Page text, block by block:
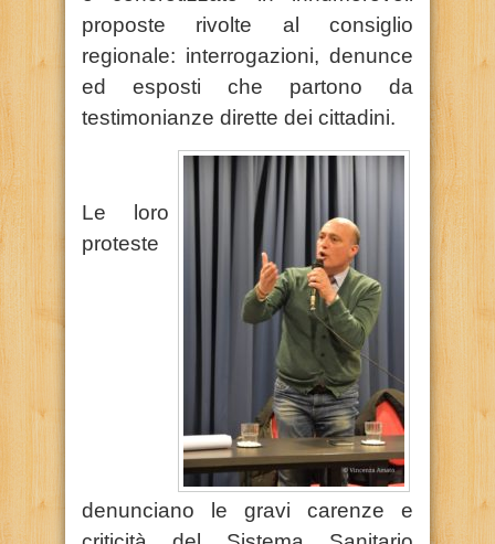
proposte rivolte al consiglio
regionale: interrogazioni, denunce
ed esposti che partono da
testimonianze dirette dei cittadini.
Le loro
proteste
denunciano le gravi carenze e